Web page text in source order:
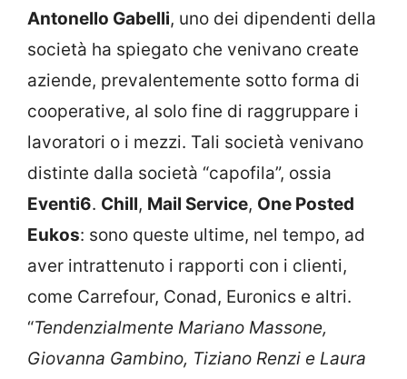
Antonello Gabelli, uno dei dipendenti della
società ha spiegato che venivano create
aziende, prevalentemente sotto forma di
cooperative, al solo fine di raggruppare i
lavoratori o i mezzi. Tali società venivano
distinte dalla società “capofila”, ossia
Eventi6. Chill, Mail Service, One Posted
Eukos: sono queste ultime, nel tempo, ad
aver intrattenuto i rapporti con i clienti,
come Carrefour, Conad, Euronics e altri.
“Tendenzialmente Mariano Massone,
Giovanna Gambino, Tiziano Renzi e Laura